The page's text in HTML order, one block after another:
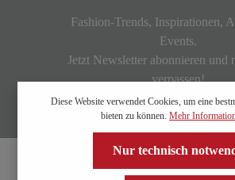
Fashion-Trends, Inspirationen,
Events.
Jetzt Newsletter abonnieren und
verpassen!
Diese Website verwendet Cookies, um eine
bieten zu können. Mehr
Nur technisch